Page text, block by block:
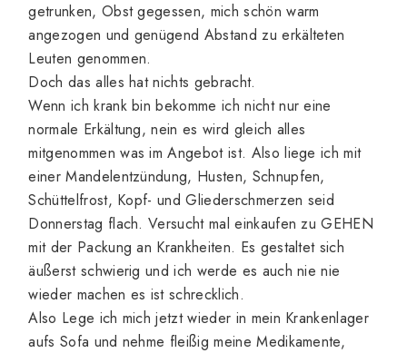
getrunken, Obst gegessen, mich schön warm
angezogen und genügend Abstand zu erkälteten
Leuten genommen.
Doch das alles hat nichts gebracht.
Wenn ich krank bin bekomme ich nicht nur eine
normale Erkältung, nein es wird gleich alles
mitgenommen was im Angebot ist. Also liege ich mit
einer Mandelentzündung, Husten, Schnupfen,
Schüttelfrost, Kopf- und Gliederschmerzen seid
Donnerstag flach. Versucht mal einkaufen zu GEHEN
mit der Packung an Krankheiten. Es gestaltet sich
äußerst schwierig und ich werde es auch nie nie
wieder machen es ist schrecklich.
Also Lege ich mich jetzt wieder in mein Krankenlager
aufs Sofa und nehme fleißig meine Medikamente,